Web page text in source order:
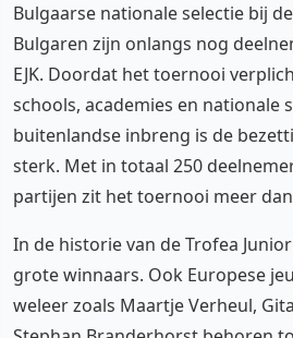
Bulgaarse nationale selectie bij
Bulgaren zijn onlangs nog
EJK. Doordat het toernooi
schools, academies en nationale
buitenlandse inbreng is de
sterk. Met in totaal 250
partijen zit het toernooi meer
In de historie van de Trofea
grote winnaars. Ook Europese
weleer zoals Maartje Verheul,